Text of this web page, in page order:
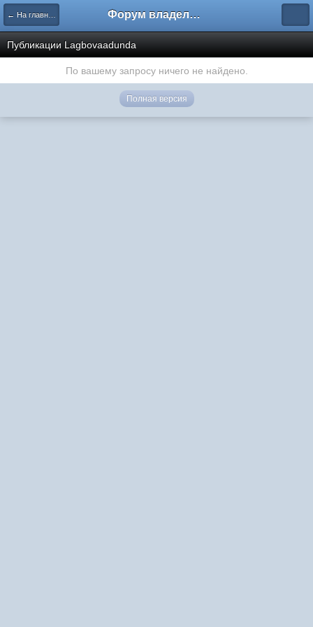
← На главную Форум владельцев интернет-магазинов
Публикации Lagbovaadunda
По вашему запросу ничего не найдено.
Полная версия